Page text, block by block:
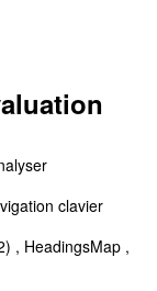
clavier
, HeadingsMap ,